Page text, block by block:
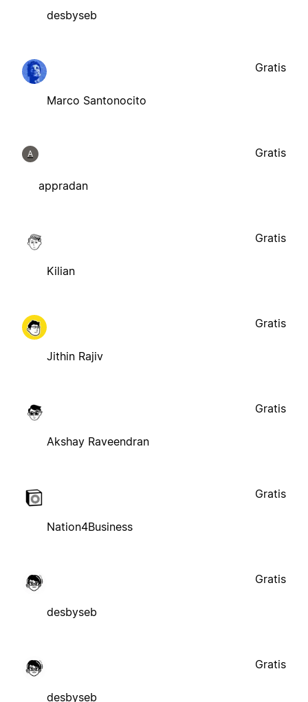
desbyseb
Marco Santonocito
Gratis
A
appradan
Gratis
Kilian
Gratis
Jithin Rajiv
Gratis
Akshay Raveendran
Gratis
Nation4Business
Gratis
desbyseb
Gratis
desbyseb
Gratis